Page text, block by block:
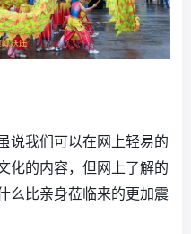
说我们可以在网上轻易的
化的内容，但网上了解的
么比亲身莅临来的更加震